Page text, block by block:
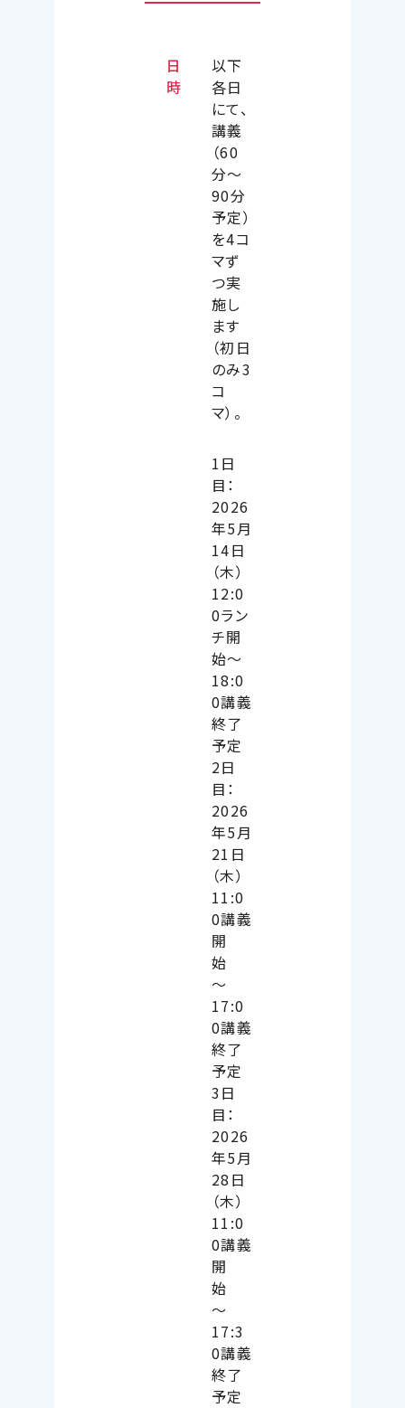
日
時
以下
各日
にて、
講義
（60
分～
90分
予定）
を4コ
マず
つ実
施し
ます
（初日
のみ3
コ
マ）。
1日
目：
2026
年5月
14日
（木）
12:0
0ラン
チ開
始〜
18:0
0講義
終了
予定
2日
目：
2026
年5月
21日
（木）
11:0
0講義
開
始
〜
17:0
0講義
終了
予定
3日
目：
2026
年5月
28日
（木）
11:0
0講義
開
始
〜
17:3
0講義
終了
予定